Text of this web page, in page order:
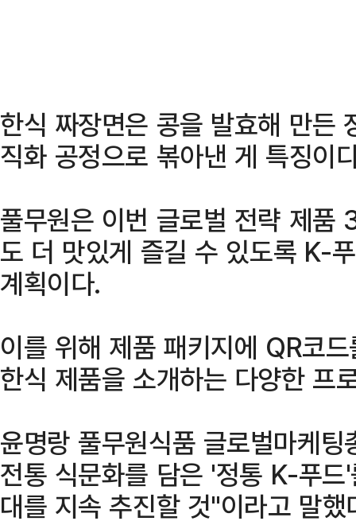
한식 짜장면은 콩을 발효해 만든
직화 공정으로 볶아낸 게 특징이
풀무원은 이번 글로벌 전략 제품
도 더 맛있게 즐길 수 있도록 K-
계획이다.
이를 위해 제품 패키지에 QR코
한식 제품을 소개하는 다양한 프
윤명랑 풀무원식품 글로벌마케
전통 식문화를 담은 '정통 K-푸
대를 지속 추진할 것"이라고 말했